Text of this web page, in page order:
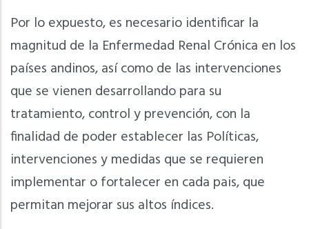
Por lo expuesto, es necesario identificar la
magnitud de la Enfermedad Renal Crónica en los
países andinos, así como de las intervenciones
que se vienen desarrollando para su
tratamiento, control y prevención, con la
finalidad de poder establecer las Políticas,
intervenciones y medidas que se requieren
implementar o fortalecer en cada pais, que
permitan mejorar sus altos índices.